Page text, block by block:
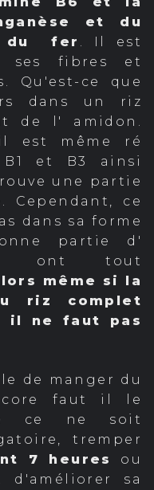
et du
du fer
. Il est
ses fibres et
Qu'est-ce que
dans un riz
de l' amidon.
est même ré
et B3 ainsi
une partie
Cependant, ce
dans sa forme
partie d'
ont tout
même si la
riz complet
il ne faut pas
de manger du
faut il le
ce ne soit
tremper
7 heures
ou
sa